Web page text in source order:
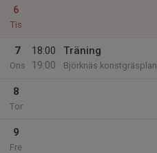
6
Tis
7
Ons
18:00
19:00
Träning
Björknäs konstgräsplan
8
Tor
9
Fre